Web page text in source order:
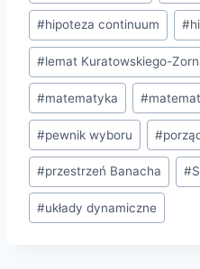
#hipoteza continuum #
#lemat Kuratowskiego-
#matematyka #
#pewnik wyboru #
#przestrzeń Banacha #
#układy dynamiczne